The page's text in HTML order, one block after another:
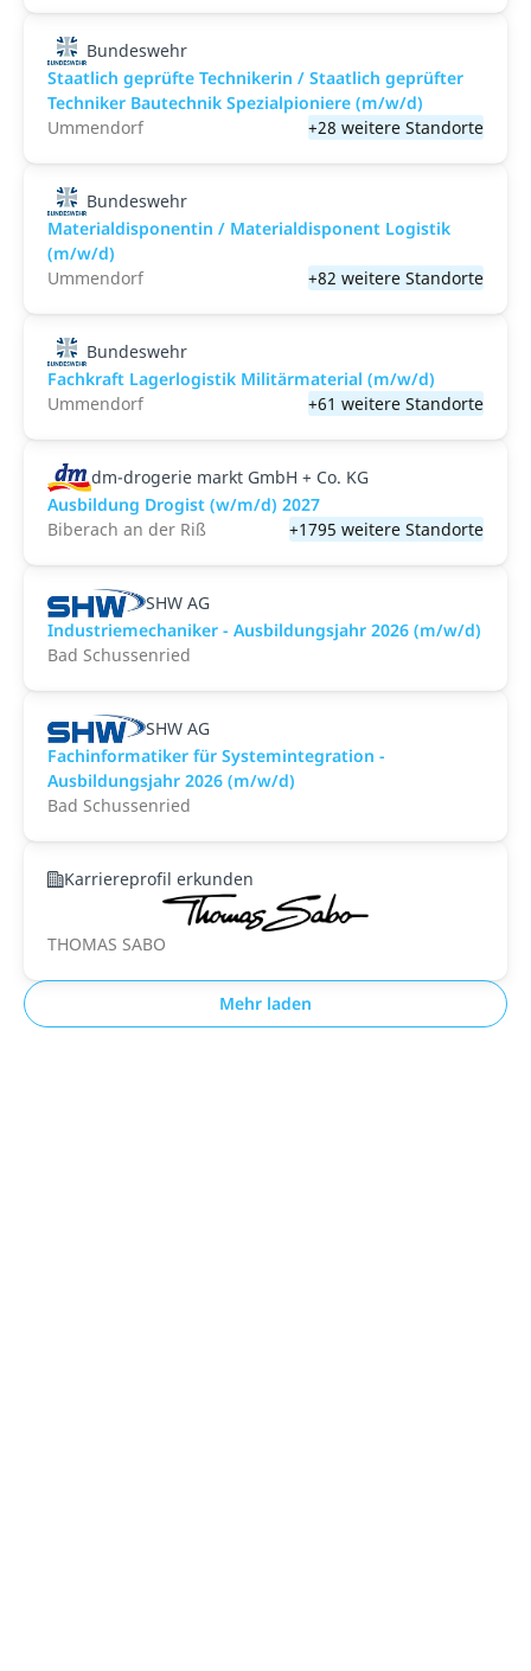
Bundeswehr
Staatlich geprüfte Technikerin / Staatlich geprüfter
Techniker Bautechnik Spezialpioniere (m/w/d)
Ummendorf
+28 weitere Standorte
Bundeswehr
Materialdisponentin / Materialdisponent Logistik
(m/w/d)
Ummendorf
+82 weitere Standorte
Bundeswehr
Fachkraft Lagerlogistik Militärmaterial (m/w/d)
Ummendorf
+61 weitere Standorte
dm-drogerie markt GmbH + Co. KG
Ausbildung Drogist (w/m/d) 2027
Biberach an der Riß
+1795 weitere Standorte
SHW AG
Industriemechaniker - Ausbildungsjahr 2026 (m/w/d)
Bad Schussenried
SHW AG
Fachinformatiker für Systemintegration -
Ausbildungsjahr 2026 (m/w/d)
Bad Schussenried
Karriereprofil erkunden
THOMAS SABO
Mehr laden